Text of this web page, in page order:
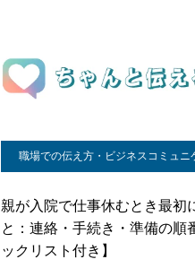
職場での伝え方・ビジネスコミュニ
親が入院で仕事休むとき最初
と：連絡・手続き・準備の順
ックリスト付き】